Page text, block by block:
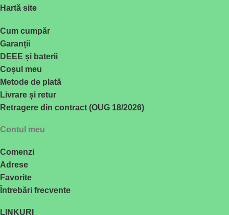
Hartă site
Cum cumpăr
Garanții
DEEE și baterii
Coșul meu
Metode de plată
Livrare și retur
Retragere din contract (OUG 18/2026)
Contul meu
Comenzi
Adrese
Favorite
Întrebări frecvente
LINKURI